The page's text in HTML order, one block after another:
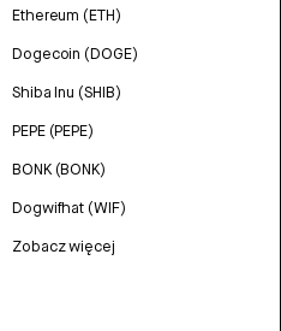
Ethereum (ETH)
Dogecoin (DOGE)
Shiba Inu (SHIB)
PEPE (PEPE)
BONK (BONK)
Dogwifhat (WIF)
Zobacz więcej